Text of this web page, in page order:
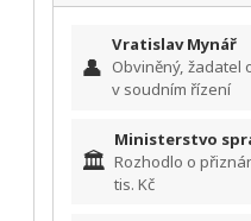
👤
Vratislav Mynář
Obviněný, žadatel
v soudním řízení
🏛️
Ministerstvo
Rozhodlo o
tis. Kč